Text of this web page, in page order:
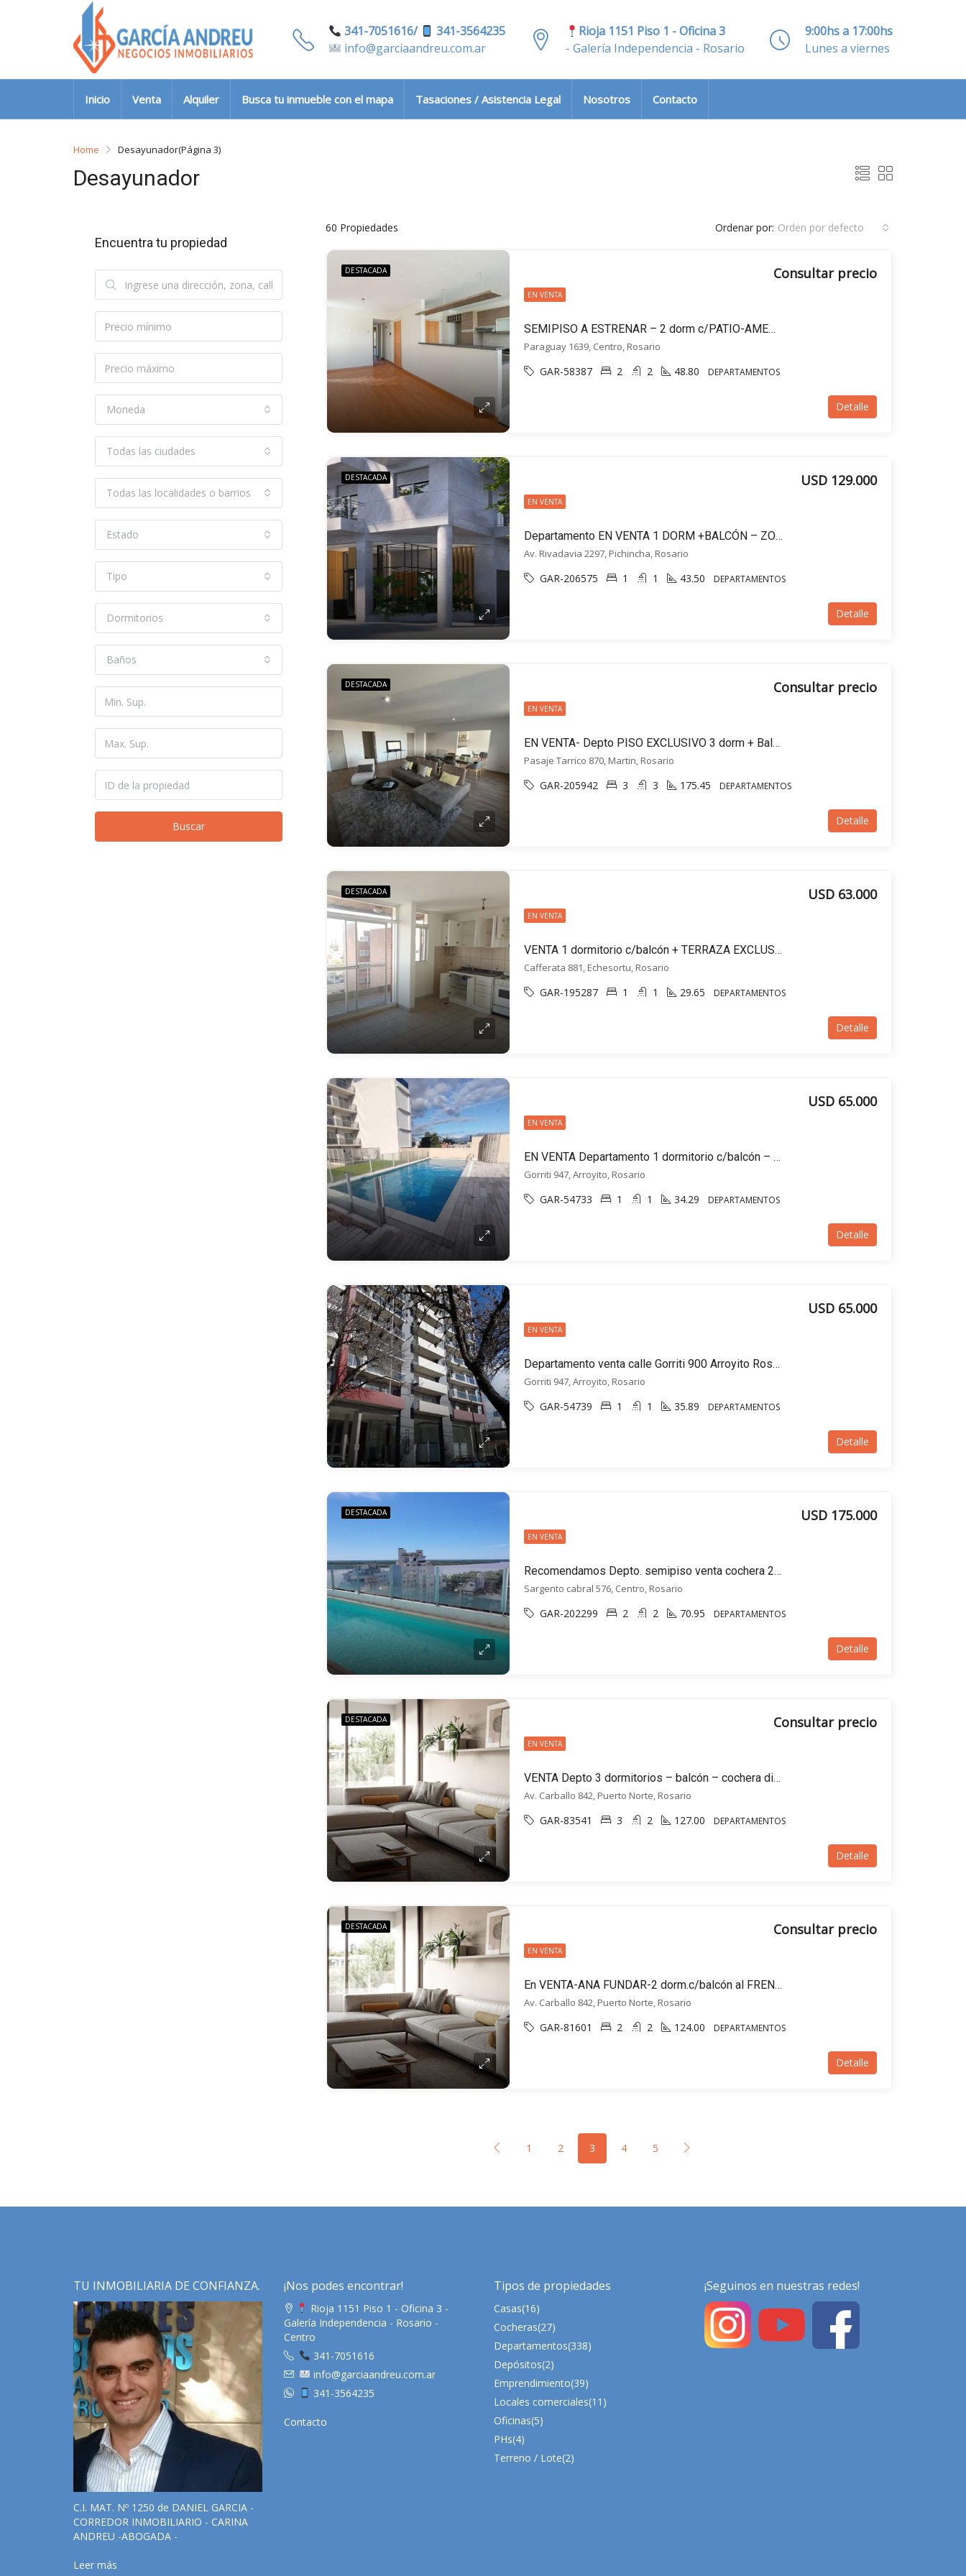
341-7051616/
341-3564235
info@garciaandreu.com.ar
Rioja 1151 Piso 1 - Oficina 3
- Galería Independencia - Rosario
9:00hs a 17:00hs
Lunes a viernes
Inicio Venta Alquiler Busca tu inmueble con el mapa Tasaciones / Asistencia Legal Nosotros Contacto
Home Desayunador(Página 3)
Desayunador
60 Propiedades Ordenar por: Orden por defecto
DESTACADA
EN VENTA
SEMIPISO A ESTRENAR – 2 dorm c/PATIO-AMENITIES-Paraguay al 1600- Centro, Rosario
Consultar precio
Paraguay 1639, Centro, Rosario
GAR-58387 2 2 48.80 DEPARTAMENTOS
Detalle
DESTACADA
EN VENTA
Departamento EN VENTA 1 DORM +BALCÓN – ZONA RIO, Av. Rivadavia 2297, Rosario
USD 129.000
Av. Rivadavia 2297, Pichincha, Rosario
GAR-206575 1 1 43.50 DEPARTAMENTOS
Detalle
DESTACADA
EN VENTA
EN VENTA- Depto PISO EXCLUSIVO 3 dorm + Balcones + Cochera-Rioja al 500, Rosario
Consultar precio
Pasaje Tarrico 870, Martin, Rosario
GAR-205942 3 3 175.45 DEPARTAMENTOS
Detalle
DESTACADA
EN VENTA
VENTA 1 dormitorio c/balcón + TERRAZA EXCLUSIVA -barrio ECHESORTU, CAFFERATA AL 800 ROSARIO
USD 63.000
Cafferata 881, Echesortu, Rosario
GAR-195287 1 1 29.65 DEPARTAMENTOS
Detalle
EN VENTA
EN VENTA Departamento 1 dormitorio c/balcón – Gorriti al 900 – Arroyito, Rosario
USD 65.000
Gorriti 947, Arroyito, Rosario
GAR-54733 1 1 34.29 DEPARTAMENTOS
Detalle
EN VENTA
Departamento venta calle Gorriti 900 Arroyito Rosario. Piscina jardín césped
USD 65.000
Gorriti 947, Arroyito, Rosario
GAR-54739 1 1 35.89 DEPARTAMENTOS
Detalle
DESTACADA
EN VENTA
Recomendamos Depto. semipiso venta cochera 2 DORMIS 2 BAÑOS. Piscina. Quincho
USD 175.000
Sargento cabral 576, Centro, Rosario
GAR-202299 2 2 70.95 DEPARTAMENTOS
Detalle
DESTACADA
EN VENTA
VENTA Depto 3 dormitorios – balcón – cochera disponible – Puerto Norte, Rosario
Consultar precio
Av. Carballo 842, Puerto Norte, Rosario
GAR-83541 3 2 127.00 DEPARTAMENTOS
Detalle
DESTACADA
EN VENTA
En VENTA-ANA FUNDAR-2 dorm.c/balcón al FRENTE-A ESTRENAR-Carballo al 800-Rosario
Consultar precio
Av. Carballo 842, Puerto Norte, Rosario
GAR-81601 2 2 124.00 DEPARTAMENTOS
Detalle
1 2 3 4 5
Encuentra tu propiedad
Moneda
Todas las ciudades
Todas las localidades o barrios
Estado
Tipo
Dormitorios
Baños
Buscar
TU INMOBILIARIA DE CONFIANZA.
C.I. MAT. Nº 1250 de DANIEL GARCIA -
CORREDOR INMOBILIARIO - CARINA
ANDREU -ABOGADA -
Leer más
¡Nos podes encontrar!
Rioja 1151 Piso 1 - Oficina 3 -
Galería Independencia - Rosario -
Centro
341-7051616
info@garciaandreu.com.ar
341-3564235
Contacto
Tipos de propiedades
Casas(16)
Cocheras(27)
Departamentos(338)
Depósitos(2)
Emprendimiento(39)
Locales comerciales(11)
Oficinas(5)
PHs(4)
Terreno / Lote(2)
¡Seguinos en nuestras redes!